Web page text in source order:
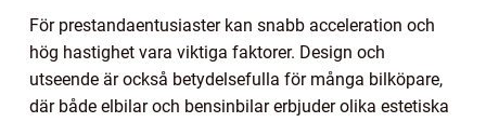
För prestandaentusiaster kan snabb acceleration och
hög hastighet vara viktiga faktorer. Design och
utseende är också betydelsefulla för många bilköpare,
där både elbilar och bensinbilar erbjuder olika estetiska